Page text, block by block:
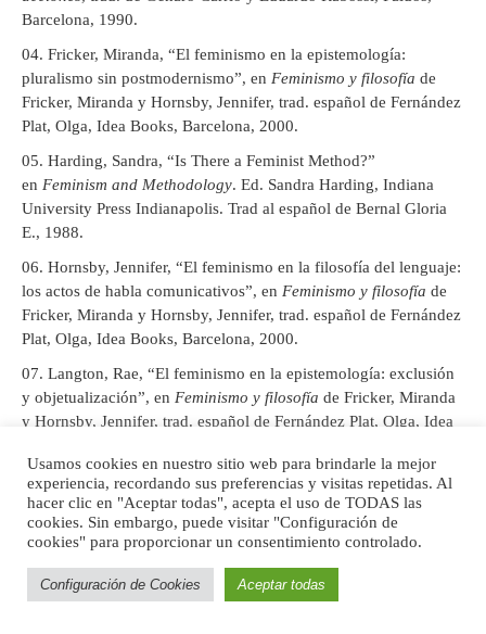
Barcelona, 1990.
Fricker, Miranda, “El feminismo en la epistemología:
pluralismo sin postmodernismo”, en Feminismo y filosofía de
Fricker, Miranda y Hornsby, Jennifer, trad. español de Fernández
Plat, Olga, Idea Books, Barcelona, 2000.
Harding, Sandra, “Is There a Feminist Method?”
en Feminism and Methodology. Ed. Sandra Harding, Indiana
University Press Indianapolis. Trad al español de Bernal Gloria
E., 1988.
Hornsby, Jennifer, “El feminismo en la filosofía del lenguaje:
los actos de habla comunicativos”, en Feminismo y filosofía de
Fricker, Miranda y Hornsby, Jennifer, trad. español de Fernández
Plat, Olga, Idea Books, Barcelona, 2000.
Langton, Rae, “El feminismo en la epistemología: exclusión
y objetualización”, en Feminismo y filosofía de Fricker, Miranda
y Hornsby, Jennifer, trad. español de Fernández Plat, Olga, Idea
Ménage, Gilles (2009)Historia de las mujeres filósofas,
Herder, Barcelona, 2009.
Notas
Usamos cookies en nuestro sitio web para brindarle la mejor
experiencia, recordando sus preferencias y visitas repetidas. Al
hacer clic en "Aceptar todas", acepta el uso de TODAS las
cookies. Sin embargo, puede visitar "Configuración de
cookies" para proporcionar un consentimiento controlado.
Configuración de Cookies Aceptar todas